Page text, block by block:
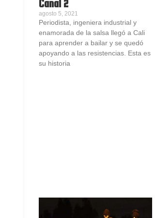
Canal 2
agosto 5, 2021
Periodista, ingeniera industrial y
enamorada de la salsa llegó a Cali
para aprender a bailar y se quedó
apoyando a las resistencias. Esta es
su historia